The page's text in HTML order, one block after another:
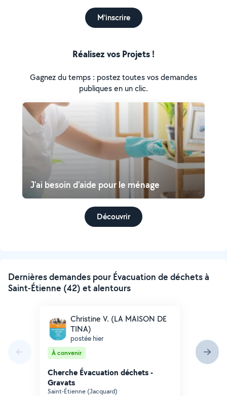
M'inscrire
Réalisez vos Projets !
Gagnez du temps : postez toutes vos demandes
publiques en un clic.
J'ai besoin d'aide pour le ménage
Découvrir
Dernières demandes pour Évacuation de déchets à
Saint-Étienne (42) et alentours
Christine V. (LA MAISON DE
TINA)
postée hier
À convenir
Cherche Évacuation déchets -
Gravats
Saint-Étienne (Jacquard)